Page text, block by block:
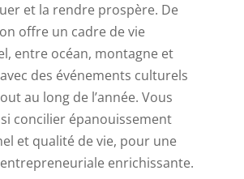
et la rendre prospère. De
offre un cadre de vie
entre océan, montagne et
des événements culturels
au long de l’année. Vous
concilier épanouissement
et qualité de vie, pour une
enrichissante.